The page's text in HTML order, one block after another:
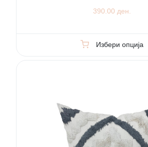
390.00 ден.
Избери опција